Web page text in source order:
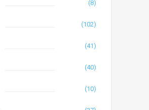
(8)
(102)
(41)
(40)
(10)